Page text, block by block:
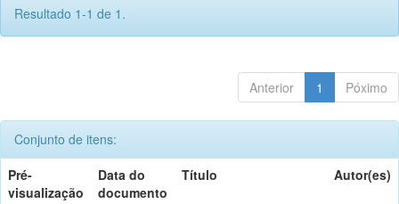
Resultado 1-1 de 1.
Anterior 1 Póximo
Conjunto de itens:
Pré-
visualização
Data do
documento
Título Autor(es)